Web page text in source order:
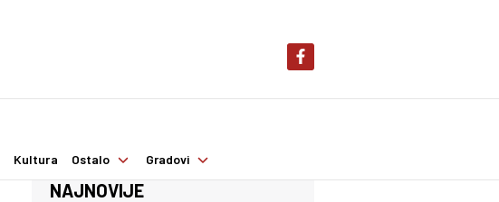
Kultura Ostalo Gradovi
NAJNOVIJE